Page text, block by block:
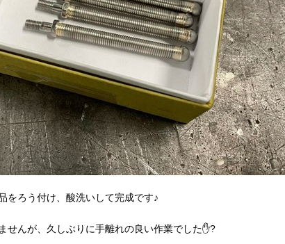
をろう付け、酸洗いして完成です♪
せんが、久しぶりに手離れの良い作業でした✋?